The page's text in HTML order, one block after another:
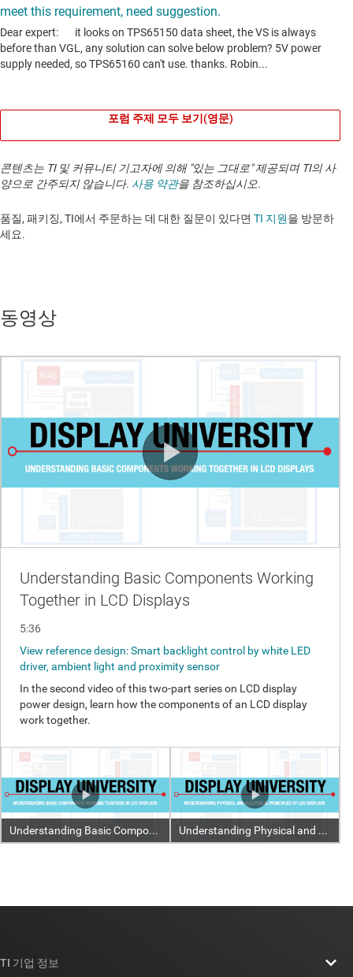
포럼 주제 모두 보기(영문)
콘텐츠는 TI 및 커뮤니티 기고자에 의해 "있는 그대로" 제공되며 TI의 사
양으로 간주되지 않습니다. 사용 약관을 참조하십시오.
품질, 패키징, TI에서 주문하는 데 대한 질문이 있다면 TI 지원을 방문하
세요. ​​​​​​​​​​​​​​
동영상
TI 기업 정보